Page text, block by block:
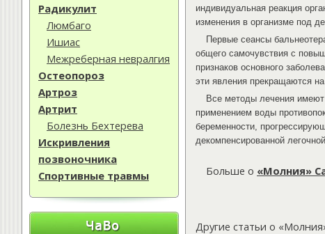
Радикулит
Люмбаго
Ишиас
Межреберная невралгия
Остеопороз
Артроз
Артрит
Болезнь Бехтерева
Искривления
позвоночника
Спортивные травмы
индивидуальная реакция
изменения в организме под
Первые сеансы
общего самочувствия с
признаков основного
эти явления прекращаются
Все методы лечения имеют
применением воды
беременности,
декомпенсированной
Больше о «Молния»
Другие статьи о